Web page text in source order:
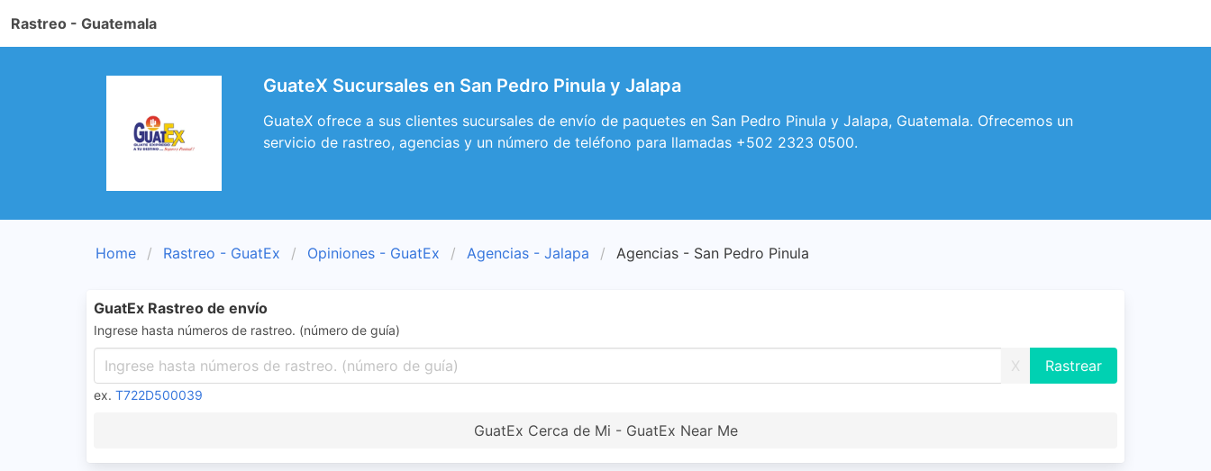
Rastreo - Guatemala
GuateX Sucursales en San Pedro Pinula y Jalapa
GuateX ofrece a sus clientes sucursales de envío de paquetes en San Pedro Pinula y Jalapa, Guatemala. Ofrecemos un
servicio de rastreo, agencias y un número de teléfono para llamadas +502 2323 0500.
Home Rastreo - GuatEx Opiniones - GuatEx Agencias - Jalapa Agencias - San Pedro Pinula
GuatEx Rastreo de envío
Ingrese hasta números de rastreo. (número de guía)
X
ex. T722D500039
GuatEx Cerca de Mi - GuatEx Near Me